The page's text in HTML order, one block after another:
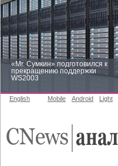
«Mr. Сумкин» подготовился к
прекращению поддержки
WS2003
English Mobile Android Light